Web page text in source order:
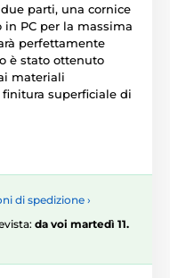
parti, una cornice
PC per la massima
perfettamente
è stato ottenuto
materiali
superficiale di
di spedizione ›
da voi martedì 11.